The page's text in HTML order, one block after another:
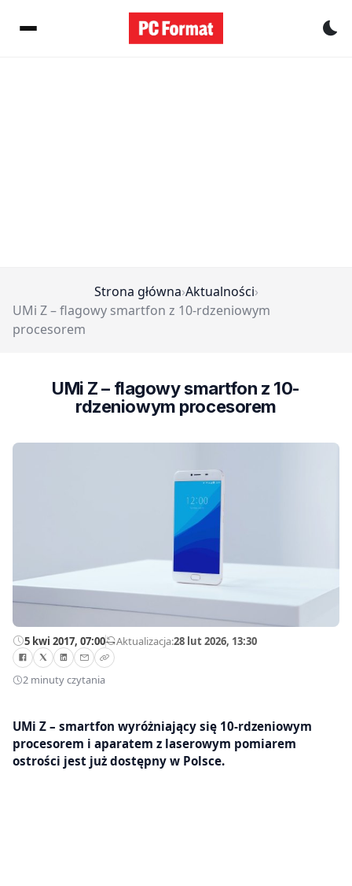
Strona główna›Aktualności›
UMi Z – flagowy smartfon z 10-rdzeniowym
procesorem
UMi Z – flagowy smartfon z 10-
rdzeniowym procesorem
5 kwi 2017, 07:00—Aktualizacja:28 lut 2026, 13:30
2 minuty czytania
UMi Z – smartfon wyróżniający się 10-rdzeniowym
procesorem i aparatem z laserowym pomiarem
ostrości jest już dostępny w Polsce.